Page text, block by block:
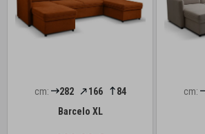
cm: 282 166
84
Barcelo XL
cm: